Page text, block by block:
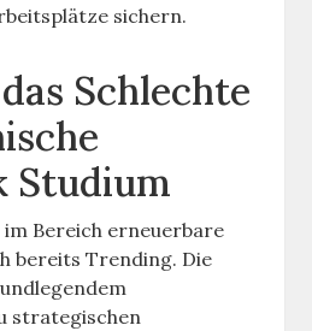
sichern.
Schlechte
Studium
Bereich erneuerbare
bereits Trending. Die
strategischen